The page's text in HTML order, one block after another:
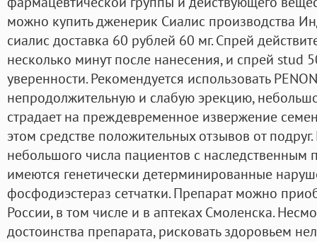
можно купить дженерик Сиалис производства
сиалис доставка 60 рублей 60 мг. Спрей
несколько минут после нанесения, и спрей stud
уверенности. Рекомендуется использовать
непродолжительную и слабую эрекцию,
страдает на преждевременное извержение
этом средстве положительных отзывов от подруг.
небольшого числа пациентов с наследственным
имеются генетически детерминированные
фосфодиэстераз сетчатки. Препарат можно
России, в том числе и в аптеках Смоленска.
достоинства препарата, рисковать здоровьем